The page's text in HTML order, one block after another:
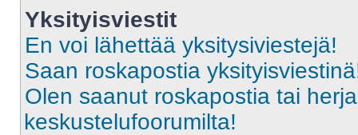
Yksityisviestit
En voi lähettää yksitysiviestejä!
Saan roskapostia
Olen saanut roskapostia tai
keskustelufoorumilta!